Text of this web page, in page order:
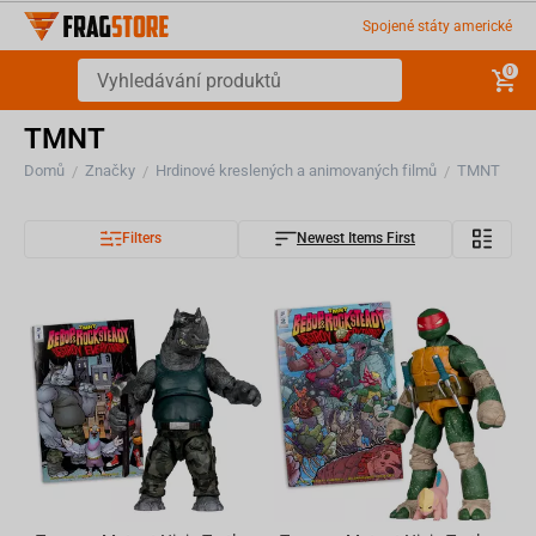
Spojené státy americké
0
TMNT
Domů / Značky / Hrdinové kreslených a animovaných filmů / TMNT
Filters Newest Items First